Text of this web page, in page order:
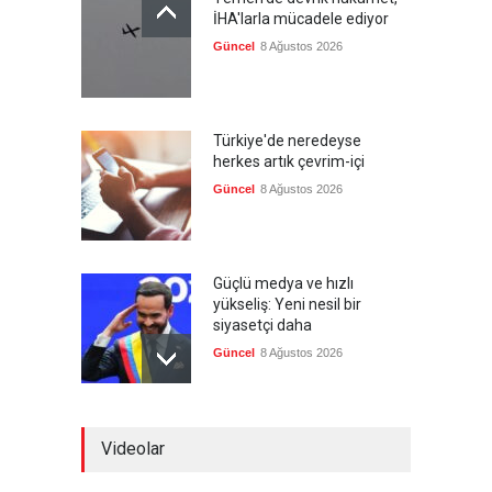
İHA'larla mücadele ediyor
Güncel 8 Ağustos 2026
Türkiye'de neredeyse
herkes artık çevrim-içi
Güncel 8 Ağustos 2026
Güçlü medya ve hızlı
yükseliş: Yeni nesil bir
siyasetçi daha
Güncel 8 Ağustos 2026
Videolar